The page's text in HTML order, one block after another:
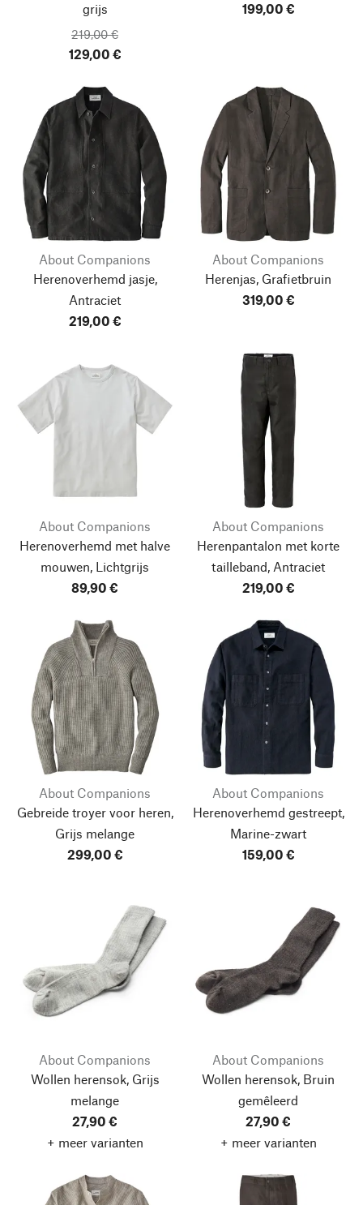
grijs
219,00 €
129,00 €
199,00 €
About Companions
Herenoverhemd jasje,
Antraciet
219,00 €
About Companions
Herenjas, Grafietbruin
319,00 €
About Companions
Herenoverhemd met halve
mouwen, Lichtgrijs
89,90 €
About Companions
Herenpantalon met korte
tailleband, Antraciet
219,00 €
About Companions
Gebreide troyer voor heren,
Grijs melange
299,00 €
About Companions
Herenoverhemd gestreept,
Marine-zwart
159,00 €
About Companions
Wollen herensok, Grijs
melange
27,90 €
+ meer varianten
About Companions
Wollen herensok, Bruin
gemêleerd
27,90 €
+ meer varianten